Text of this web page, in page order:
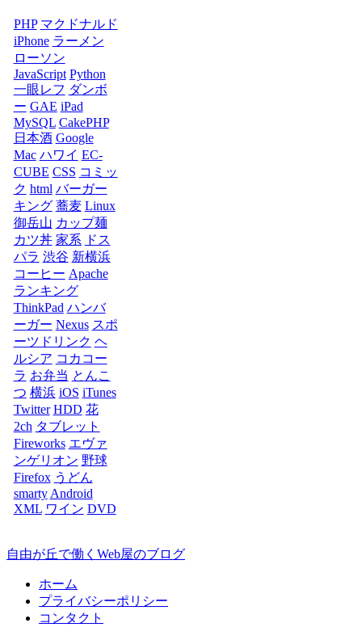
PHP マクドナルド
iPhone ラーメン
ローソン
JavaScript Python
一眼レフ ダンボ
ー GAE iPad
MySQL CakePHP
日本酒 Google
Mac ハワイ EC-
CUBE CSS コミッ
ク html バーガー
キング 蕎麦 Linux
御岳山 カップ麺
カツ丼 家系 ドス
パラ 渋谷 新横浜
コーヒー Apache
ランキング
ThinkPad ハンバ
ーガー Nexus スポ
ーツドリンク ヘ
ルシア コカコー
ラ お弁当 とんこ
つ 横浜 iOS iTunes
Twitter HDD 花
2ch タブレット
Fireworks エヴァ
ンゲリオン 野球
Firefox うどん
smarty Android
XML ワイン DVD
自由が丘で働くWeb屋のブログ
ホーム
プライバシーポリシー
コンタクト